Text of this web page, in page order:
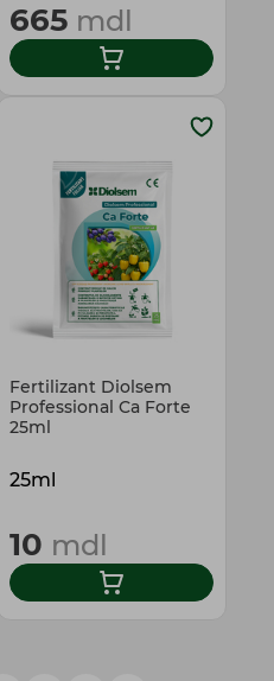
665 mdl
Fertilizant Diolsem
Professional Ca Forte
25ml
25ml
10 mdl